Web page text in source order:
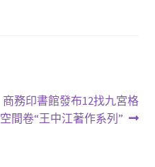
下
一
商務印書館發布12找九宮格
空間卷“王中江著作系列”